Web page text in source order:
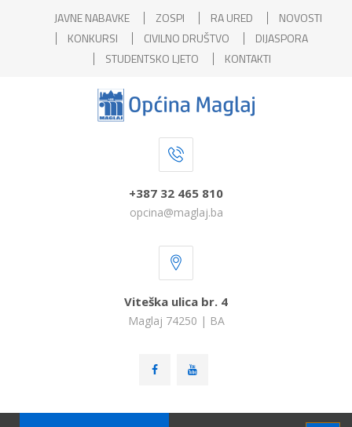
JAVNE NABAVKE ZOSPI RA URED
NOVOSTI
KONKURSI
CIVILNO DRUŠTVO
DIJASPORA
STUDENTSKO LJETO
KONTAKTI
+387 32 465 810
opcina@maglaj.ba
Viteška ulica br. 4
Maglaj 74250 | BA